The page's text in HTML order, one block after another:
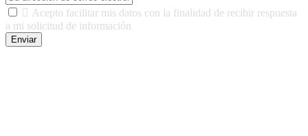
 Acepto facilitar mis datos con la finalidad de recibir respuesta
a mi solicitud de información
Enviar